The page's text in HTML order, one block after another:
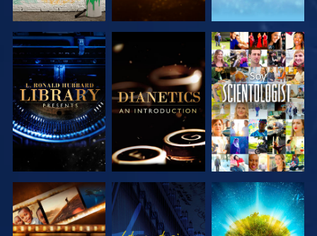
EXPLORA LAS
SERIES
EXPLORA LAS
SERIES
VE
EXPLORA LAS
VE
EXPLORA LAS